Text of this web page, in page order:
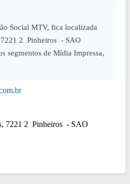
Social MTV, fica localizada
7221 2 Pinheiros - SAO
segmentos de Mídia Impressa,
7221 2 Pinheiros - SAO